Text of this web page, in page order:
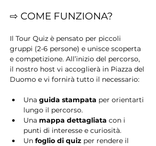
⇨ COME FUNZIONA?
Il Tour Quiz è pensato per piccoli
gruppi (2-6 persone) e unisce scoperta
e competizione. All’inizio del percorso,
il nostro host vi accoglierà in Piazza del
Duomo e vi fornirà tutto il necessario:
Una guida stampata per orientarti
lungo il percorso.
Una mappa dettagliata con i
punti di interesse e curiosità.
Un foglio di quiz per rendere il